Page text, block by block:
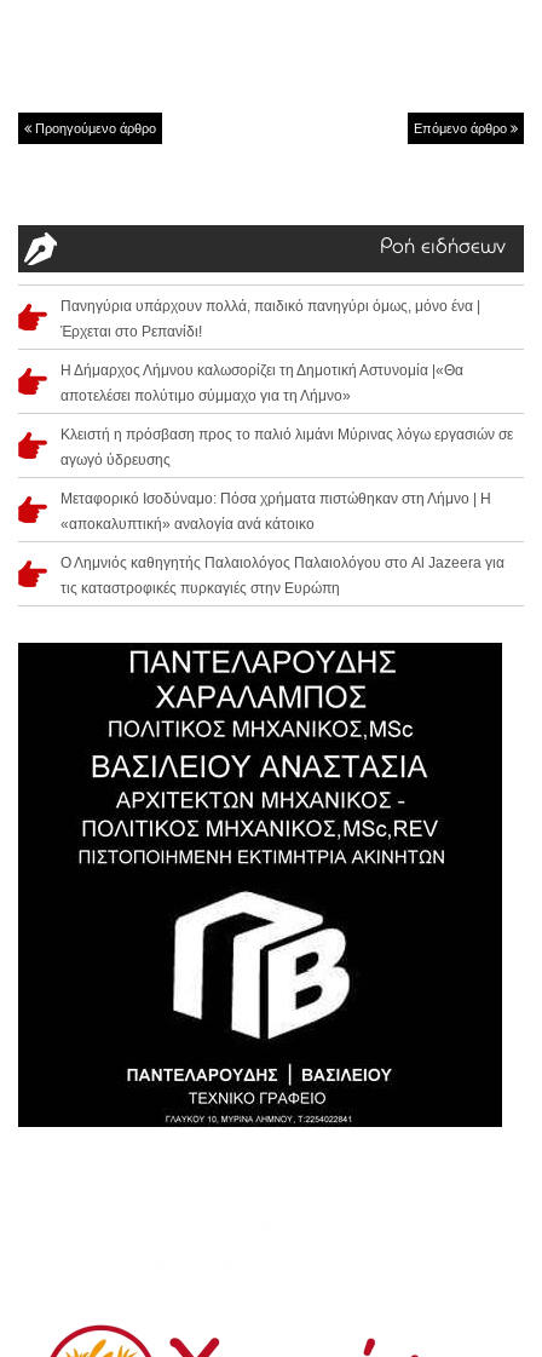
Προηγούμενο άρθρο Επόμενο άρθρο
Ροή ειδήσεων
Πανηγύρια υπάρχουν πολλά, παιδικό πανηγύρι όμως, μόνο ένα |
Έρχεται στο Ρεπανίδι!
Η Δήμαρχος Λήμνου καλωσορίζει τη Δημοτική Αστυνομία |«Θα
αποτελέσει πολύτιμο σύμμαχο για τη Λήμνο»
Κλειστή η πρόσβαση προς το παλιό λιμάνι Μύρινας λόγω εργασιών σε
αγωγό ύδρευσης
Μεταφορικό Ισοδύναμο: Πόσα χρήματα πιστώθηκαν στη Λήμνο | Η
«αποκαλυπτική» αναλογία ανά κάτοικο
Ο Λημνιός καθηγητής Παλαιολόγος Παλαιολόγου στο Al Jazeera για
τις καταστροφικές πυρκαγιές στην Ευρώπη